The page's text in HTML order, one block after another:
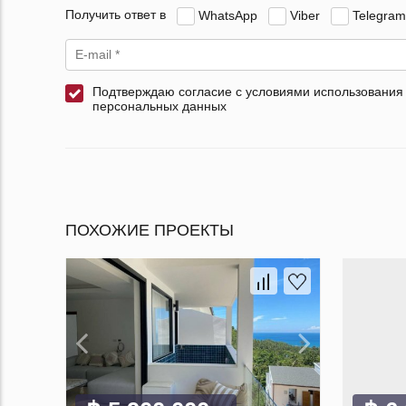
Получить ответ в WhatsApp Viber Telegram
Подтверждаю согласие с условиями использования
персональных данных
ПОХОЖИЕ ПРОЕКТЫ